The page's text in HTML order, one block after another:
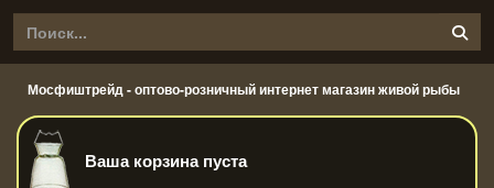
Мосфиштрейд - оптово-розничный интернет магазин живой рыбы
Ваша корзина пуста